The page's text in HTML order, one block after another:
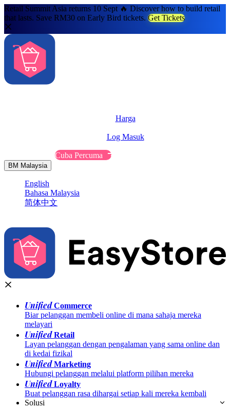
Retail Summit Asia returns 10 Sept 🔥 Discover how to build retail
that lasts. Save RM30 on Early Bird tickets. Get Tickets
Harga
Log Masuk
Cuba Percuma
BM Malaysia
English
Bahasa Malaysia
简体中文
UnifiedCommerce
Biar pelanggan membeli online di mana sahaja mereka
melayari
UnifiedRetail
Layan pelanggan dengan pengalaman yang sama online dan
di kedai fizikal
UnifiedMarketing
Hubungi pelanggan melalui platform pilihan mereka
UnifiedLoyalty
Buat pelanggan rasa dihargai setiap kali mereka kembali
Solusi